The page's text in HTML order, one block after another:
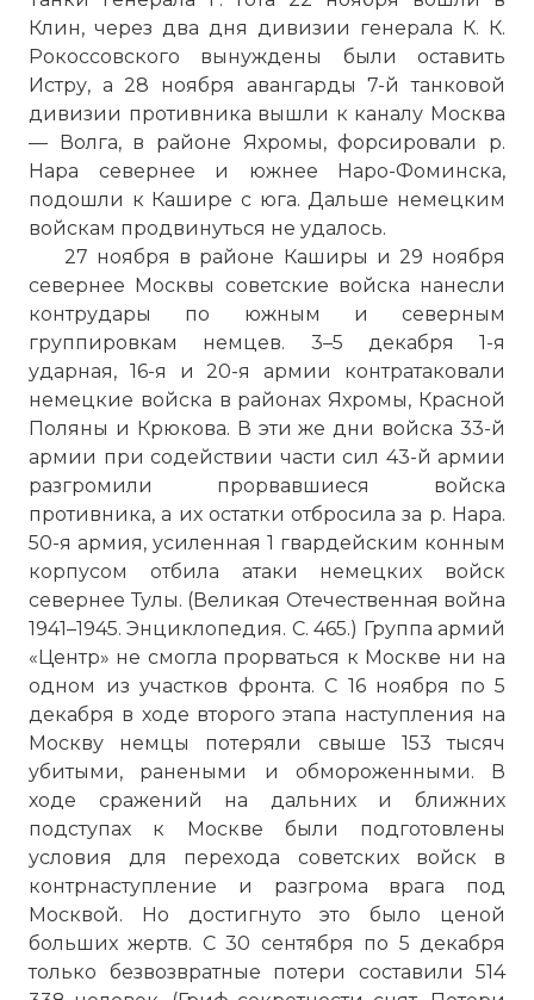
Клин, через два дня дивизии генерала К. К.
Рокоссовского вынуждены были оставить
Истру, а 28 ноября авангарды 7-й танковой
дивизии противника вышли к каналу Москва
— Волга, в районе Яхромы, форсировали р.
Нара севернее и южнее Наро-Фоминска,
подошли к Кашире с юга. Дальше немецким
войскам продвинуться не удалось.
27 ноября в районе Каширы и 29 ноября
севернее Москвы советские войска нанесли
контрудары по южным и северным
группировкам немцев. 3–5 декабря 1-я
ударная, 16-я и 20-я армии контратаковали
немецкие войска в районах Яхромы, Красной
Поляны и Крюкова. В эти же дни войска 33-й
армии при содействии части сил 43-й армии
разгромили прорвавшиеся войска
противника, а их остатки отбросила за р. Нара.
50-я армия, усиленная 1 гвардейским конным
корпусом отбила атаки немецких войск
севернее Тулы. (Великая Отечественная война
1941–1945. Энциклопедия. С. 465.) Группа армий
«Центр» не смогла прорваться к Москве ни на
одном из участков фронта. С 16 ноября по 5
декабря в ходе второго этапа наступления на
Москву немцы потеряли свыше 153 тысяч
убитыми, ранеными и обмороженными. В
ходе сражений на дальних и ближних
подступах к Москве были подготовлены
условия для перехода советских войск в
контрнаступление и разгрома врага под
Москвой. Но достигнуто это было ценой
больших жертв. С 30 сентября по 5 декабря
только безвозвратные потери составили 514